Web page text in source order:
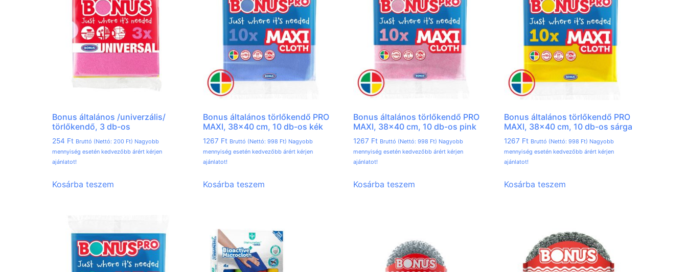
Bonus általános /univerzális/
törlőkendő, 3 db-os
254 Ft Bruttó (Nettó: 200 Ft) Nagyobb
mennyiség esetén kedvezőbb árért kérjen
ajánlatot!
Kosárba teszem
Bonus általános törlőkendő PRO
MAXI, 38×40 cm, 10 db-os kék
1267 Ft Bruttó (Nettó: 998 Ft) Nagyobb
mennyiség esetén kedvezőbb árért kérjen
ajánlatot!
Kosárba teszem
Bonus általános törlőkendő PRO
MAXI, 38×40 cm, 10 db-os pink
1267 Ft Bruttó (Nettó:998 Ft) Nagyobb
mennyiség esetén kedvezőbb árért kérjen
ajánlatot!
Kosárba teszem
Bonus általános törlőkendő PRO
MAXI, 38×40 cm, 10 db-os sárga
1267 Ft Bruttó (Nettó:998 Ft) Nagyobb
mennyiség esetén kedvezőbb árért kérjen
ajánlatot!
Kosárba teszem